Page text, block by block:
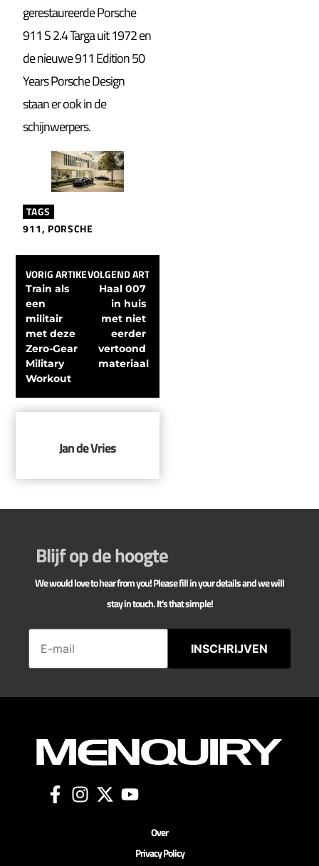
gerestaureerde Porsche
911 S 2.4 Targa uit 1972 en
de nieuwe 911 Edition 50
Years Porsche Design
staan er ook in de
schijnwerpers.
TAGS
911, PORSCHE
VORIG ARTIKEL
Train als
een
militair
met deze
Zero-Gear
Military
Workout
VOLGEND ARTIKEL
Haal 007
in huis
met niet
eerder
vertoond
materiaal
Jan de Vries
Blijf op de hoogte
We would love to hear from you! Please fill in your details and we will
stay in touch. It's that simple!
INSCHRIJVEN
Over
Privacy Policy